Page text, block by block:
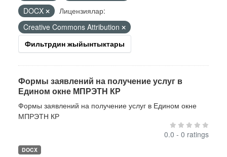
DOCX
Лицензиялар:
Creative Commons Attribution
Фильтрдин жыйынтыктары
Формы заявлений на получение услуг в
Едином окне МПРЭТН КР
Формы заявлений на получение услуг в Едином окне
МПРЭТН КР
0.0 - 0 ratings
DOCX